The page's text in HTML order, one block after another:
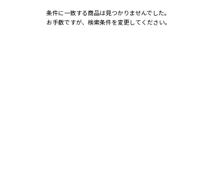
条件に一致する商品は見つかりませんでした。
お手数ですが、検索条件を変更してください。